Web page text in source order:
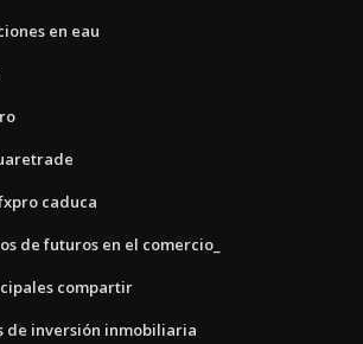
en eau
caduca
de futuros en el comercio_
compartir
de inversión inmobiliaria